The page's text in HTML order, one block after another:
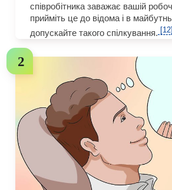
співробітника заважає вашій
прийміть це до відома і в
допускайте такого спілкування. [12]